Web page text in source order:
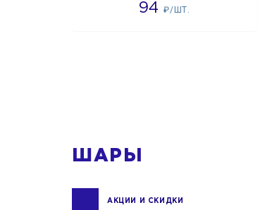
94₽/ШТ.
ШАРЫ
АКЦИИ И СКИДКИ